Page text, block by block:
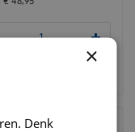
×
Denk